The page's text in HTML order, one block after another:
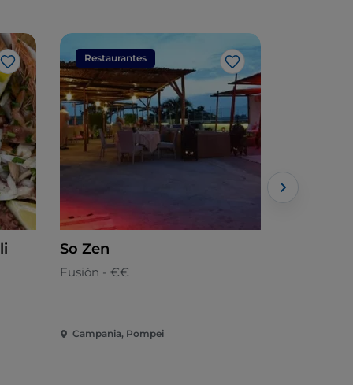
Me gusta
Restaurantes
Me gusta
So Zen
Fusión - €€
Campania, Pompei